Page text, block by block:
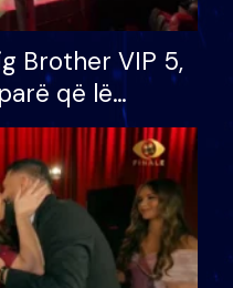
Brother VIP 5,
që lë
për